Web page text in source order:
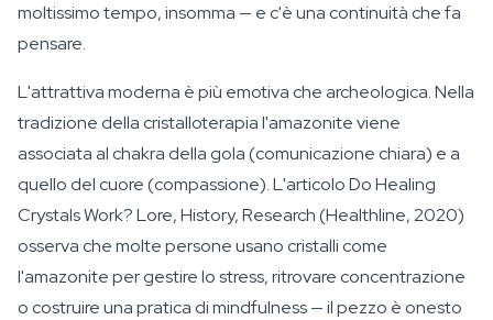
moltissimo tempo, insomma — e c'è una continuità che fa
pensare.
L'attrattiva moderna è più emotiva che archeologica. Nella
tradizione della cristalloterapia l'amazonite viene
associata al chakra della gola (comunicazione chiara) e a
quello del cuore (compassione). L'articolo Do Healing
Crystals Work? Lore, History, Research (Healthline, 2020)
osserva che molte persone usano cristalli come
l'amazonite per gestire lo stress, ritrovare concentrazione
o costruire una pratica di mindfulness — il pezzo è onesto